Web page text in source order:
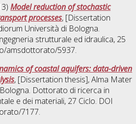
Model reduction of stochastic
processes, [Dissertation
Università di Bologna.
strutturale ed idraulica, 25
amsdottorato/5937.
of coastal aquifers: data-driven
, [Dissertation thesis], Alma Mater
Dottorato di ricerca in
e dei materiali, 27 Ciclo. DOI
7177.